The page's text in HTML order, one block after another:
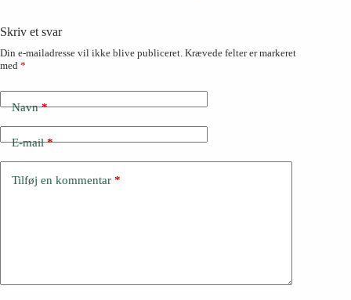
Skriv et svar
Din e-mailadresse vil ikke blive publiceret. Krævede felter er markeret
med *
Navn*
E-mail*
Tilføj en kommentar *